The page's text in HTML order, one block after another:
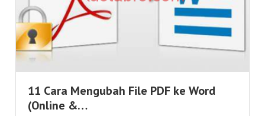
11 Cara Mengubah File PDF ke Word
(Online &…